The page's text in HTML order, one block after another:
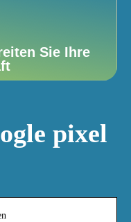
Sie Ihre
pixel